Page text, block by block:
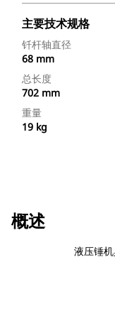
主要技术规格
钎杆轴直径
68 mm
总长度
702 mm
重量
19 kg
概述
液压锤